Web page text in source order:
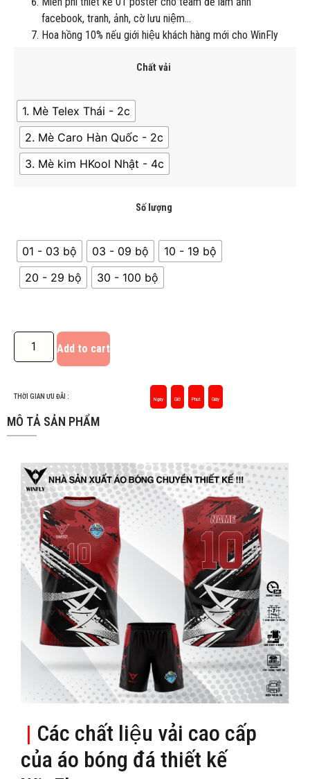
facebook, tranh, ảnh, cờ lưu niệm…
Hoa hồng 10% nếu giới hiệu khách hàng mới cho WinFly
Chất vải
1. Mè Telex Thái - 2c
2. Mè Caro Hàn Quốc - 2c
3. Mè kim HKool Nhật - 4c
Số lượng
01 - 03 bộ 03 - 09 bộ
10 - 19 bộ
20 - 29 bộ
30 - 100 bộ
Add to cart
THỜI GIAN ƯU ĐÃI : Ngày Giờ Phút Giây
MÔ TẢ SẢN PHẨM
| Các chất liệu vải cao cấp
của áo bóng đá thiết kế